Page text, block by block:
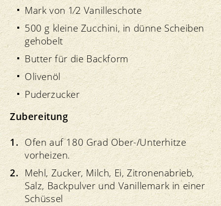
Mark von 1⁄2 Vanilleschote
500 g kleine Zucchini, in dünne Scheiben
gehobelt
Butter für die Backform
Olivenöl
Puderzucker
Zubereitung
Ofen auf 180 Grad Ober-/Unterhitze
vorheizen.
Mehl, Zucker, Milch, Ei, Zitronenabrieb,
Salz, Backpulver und Vanillemark in einer
Schüssel